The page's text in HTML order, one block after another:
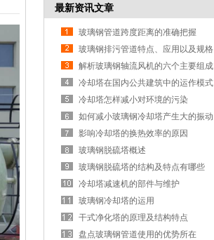
最新资讯文章
玻璃钢管道跨度距离的准确把握
玻璃钢排污管道特点、应用以及规格
解析玻璃钢轴流风机的六个主要组成
部分
冷却塔在国内公共建筑中的运作模式
冷却塔怎样减小对环境的污染
如何减小玻璃钢冷却塔产生大的振动
声响
影响冷却塔的换热效率的原因
玻璃钢脱硫塔概述
玻璃钢脱硫塔的结构及特点有哪些
冷却塔减速机的部件与维护
玻璃钢冷却塔的运用
干式净化塔的原理及结构特点
盘点玻璃钢管道使用的优势所在